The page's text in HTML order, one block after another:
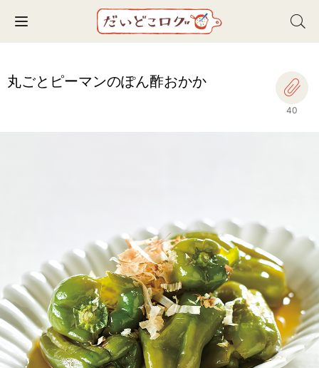
Toggle navigation
丸ごとピーマンのぽん酢おかか
40